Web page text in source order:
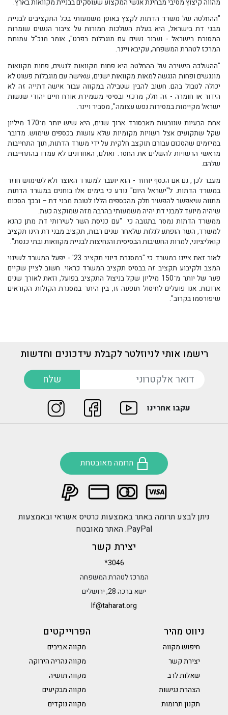
מהווה קיצוץ מסיבי מבחינת אנשי המקצוע שעוסקים בבניית מקוואות בארץ.
"ההחלטה של משרד הדתות לקצץ באופן משמעותי בכל התקציבים לבניית
מבני דת בישראל, היא בעלת השלכות חמורות על ציבור הנשים שומרות
המסורת בישראל - ועבור נשים עם מוגבלות בפרט", אומר מנכ"ל עמותת
המרכז לטהרת המשפחה, עקיבא ויינר.
"ההשלכה הישירה של ההחלטה היא פחות מקוואות לנשים, פחות מקוואות
מונגשים ופחות הנגשה למאות מקוואות ישנים, שאישה עם מוגבלות פשוט לא
יכולה לטבול בהם. חשוב להבין שטבילה במקווה עבור אישה דתייה זה לא
הידור או חומרה - זה חלק מרכזי ובסיסי משמירת אורח חיים יהודי שנשות
ישראל מקיימות במסירות נפש עצומה", מסביר ויינר.
אחת הבעיות שנובעות מאבסורד ארוך שנים, היא שיש יותר מ־170 מיליון
שקל שתקועים אצל רשויות מקומיות שלא עושות בכספים שימוש. מדובר
במיזמים שהסכום עבורם תוקצב חלקית על ידי משרד הדתות, תוך התחייבות
מראשי הרשויות להשלים את החסר. ואולם, האחרונים לא עמדו בהתחייבות
שלהם.
מעבר לכך, גם אם הכסף יוחזר - הוא יועבר למשרד האוצר ולא לשימוש חוזר
במשרד הדתות. ל"ישראל היום" נודע כי בימים אלו בוחנים במשרד הדתות
מתווה שיאפשר להפשיר חלק מהכספים הללו לטובת מבני דת – ובכך הסכום
שיהיה מיועד למבני דת יהיה משמעותי בהרבה מזה שמוקצה כעת.
ממשרד הדתות נמסר בתגובה כי "עם כניסת השר לשירותי דת מתן כהנא
למשרד, השר הופתע לגלות שלאחר שנים רבות, תקציב מבני דת הינו תקציב
קואליציוני, למרות החשיבות הבסיסית והנחיצות לבניית מקוואות ובתי כנסת".
לאור זאת ציינו במשרד כי "במסגרת דיוני תקציב 23' - יפעל המשרד לשינוי
המצב ולקיבוע תקציב זה בבסיס תקציב המשרד כראוי. חשוב לציין שקיים
פער של יותר מ־150 מיליון שקל בניצול התקציב בפועל, וזאת לאורך שנים
ארוכות. אנו פועלים לחיסול תופעה זו, בין היתר במסגרת הקולות הקוראים
שיפורסמו בקרוב".
רישמו אותי לניוזלטר לקבלת עידכונים וחדשות
שלח
עקבו אחרינו
ניווט מהיר
חיפוש מקווה
יצירת קשר
שאלות לרב
הצהרת נגישות
תקנון תרומות
הפרוייקטים
מקווה אביבים
מקווה נהריה הירוקה
מקווה תושיה
מקווה מבקיעים
מקווה נוקדים
יצירת קשר
*3046
המרכז לטהרת המשפחה
ישא ברכה 28, ירושלים
lf@taharat.org
תרומה מאובטחת
ניתן לבצע תרומה באתר באמצעות כרטיס אשראי ובאמצעות
PayPal. האתר מאובטח